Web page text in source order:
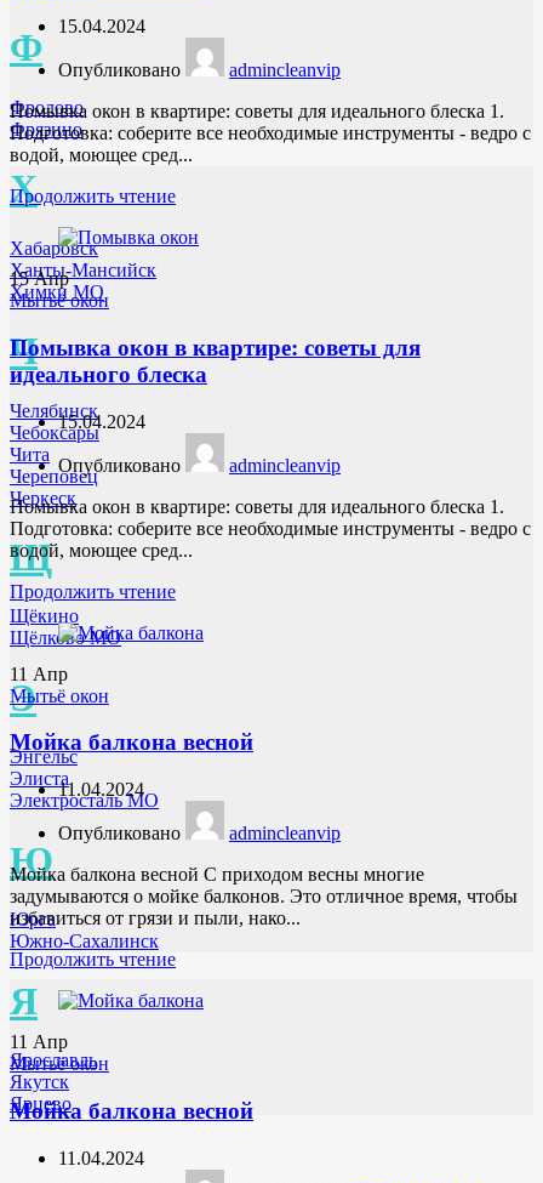
Ф
Фролово
Фрязино
Х
Хабаровск
Ханты-Мансийск
Химки МО
Ч
Челябинск
Чебоксары
Чита
Череповец
Черкеск
Щ
Щёкино
Щёлково МО
Э
Энгельс
Элиста
Электросталь МО
Ю
Юрга
Южно-Сахалинск
Я
Ярославль
Якутск
Ярцево
15.04.2024
Опубликовано
admincleanvip
Помывка окон в квартире: советы для идеального блеска 1.
Подготовка: соберите все необходимые инструменты - ведро с
водой, моющее сред...
Продолжить чтение
15Апр
Мытьё окон
Помывка окон в квартире: советы для
идеального блеска
15.04.2024
Опубликовано
admincleanvip
Помывка окон в квартире: советы для идеального блеска 1.
Подготовка: соберите все необходимые инструменты - ведро с
водой, моющее сред...
Продолжить чтение
11 Апр
Мытьё окон
Мойка балкона весной
11.04.2024
Опубликовано
admincleanvip
Мойка балкона весной С приходом весны многие
задумываются о мойке балконов. Это отличное время, чтобы
избавиться от грязи и пыли, нако...
Продолжить чтение
11 Апр
Мытьё окон
Мойка балкона весной
11.04.2024